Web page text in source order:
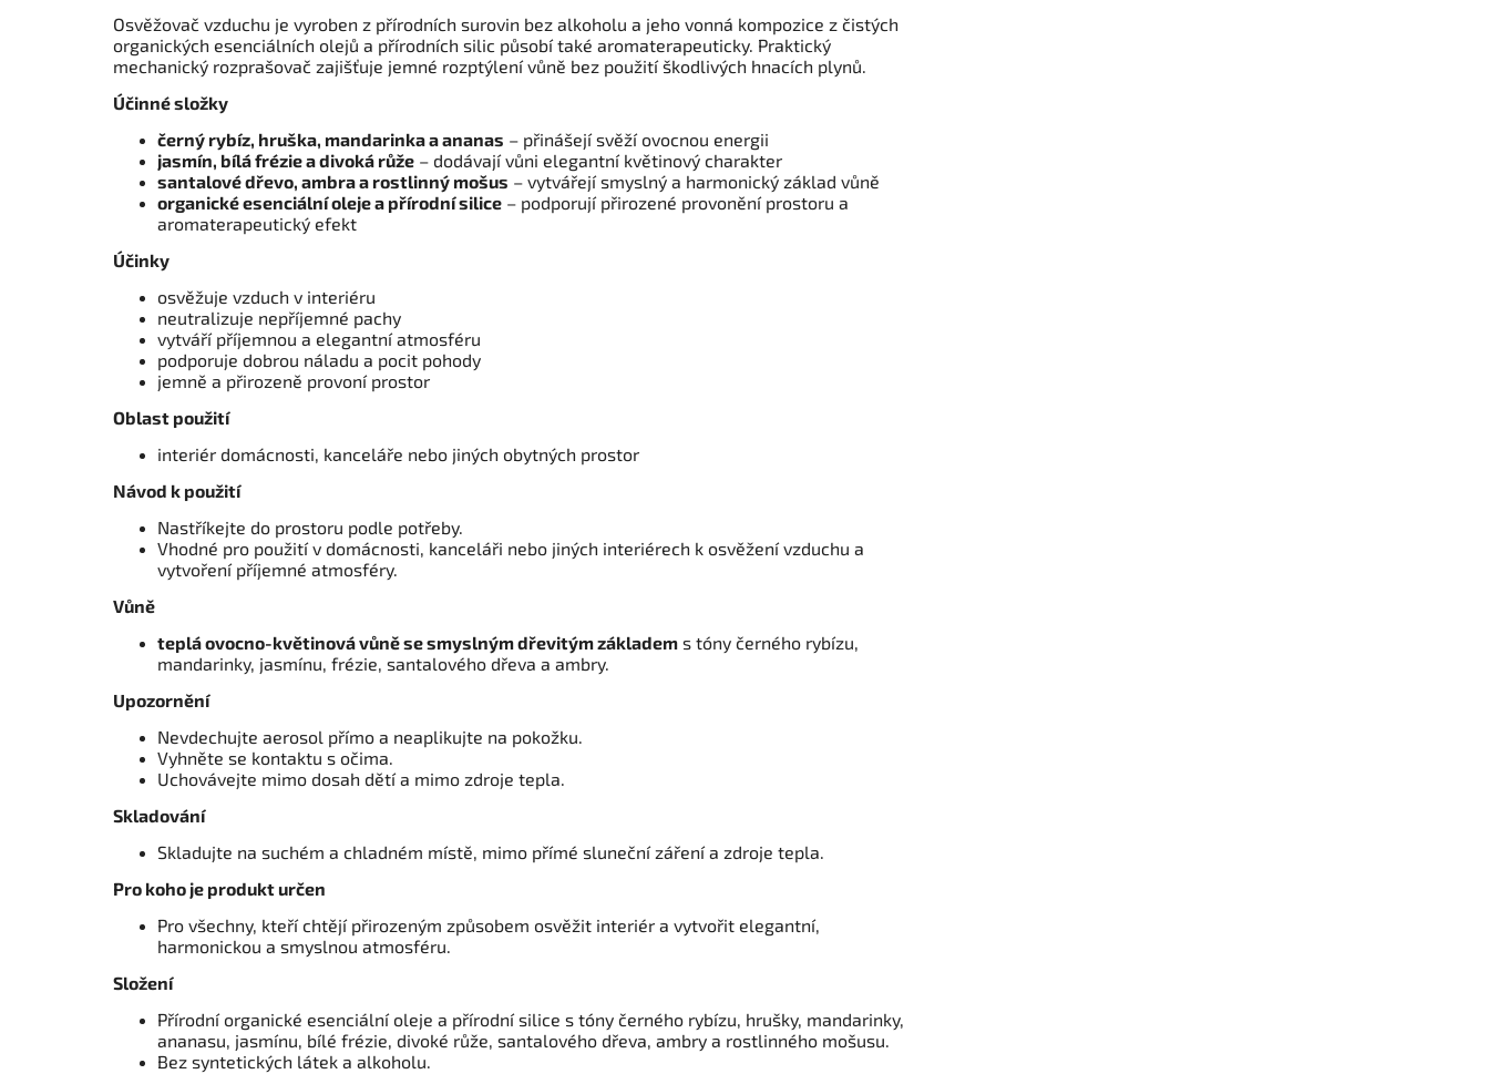
Osvěžovač vzduchu je vyroben z přírodních surovin bez alkoholu a jeho vonná kompozice z čistých
organických esenciálních olejů a přírodních silic působí také aromaterapeuticky. Praktický
mechanický rozprašovač zajišťuje jemné rozptýlení vůně bez použití škodlivých hnacích plynů.
Účinné složky
černý rybíz, hruška, mandarinka a ananas – přinášejí svěží ovocnou energii
jasmín, bílá frézie a divoká růže – dodávají vůni elegantní květinový charakter
santalové dřevo, ambra a rostlinný mošus – vytvářejí smyslný a harmonický základ vůně
organické esenciální oleje a přírodní silice – podporují přirozené provonění prostoru a
aromaterapeutický efekt
Účinky
osvěžuje vzduch v interiéru
neutralizuje nepříjemné pachy
vytváří příjemnou a elegantní atmosféru
podporuje dobrou náladu a pocit pohody
jemně a přirozeně provoní prostor
Oblast použití
interiér domácnosti, kanceláře nebo jiných obytných prostor
Návod k použití
Nastříkejte do prostoru podle potřeby.
Vhodné pro použití v domácnosti, kanceláři nebo jiných interiérech k osvěžení vzduchu a
vytvoření příjemné atmosféry.
Vůně
teplá ovocno-květinová vůně se smyslným dřevitým základem s tóny černého rybízu,
mandarinky, jasmínu, frézie, santalového dřeva a ambry.
Upozornění
Nevdechujte aerosol přímo a neaplikujte na pokožku.
Vyhněte se kontaktu s očima.
Uchovávejte mimo dosah dětí a mimo zdroje tepla.
Skladování
Skladujte na suchém a chladném místě, mimo přímé sluneční záření a zdroje tepla.
Pro koho je produkt určen
Pro všechny, kteří chtějí přirozeným způsobem osvěžit interiér a vytvořit elegantní,
harmonickou a smyslnou atmosféru.
Složení
Přírodní organické esenciální oleje a přírodní silice s tóny černého rybízu, hrušky, mandarinky,
ananasu, jasmínu, bílé frézie, divoké růže, santalového dřeva, ambry a rostlinného mošusu.
Bez syntetických látek a alkoholu.